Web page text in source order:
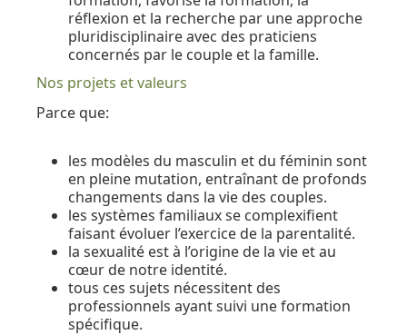
réflexion et la recherche par une approche
pluridisciplinaire avec des praticiens
concernés par le couple et la famille.
Nos projets et valeurs
Parce que:
les modèles du masculin et du féminin sont
en pleine mutation, entraînant de profonds
changements dans la vie des couples.
les systèmes familiaux se complexifient
faisant évoluer l’exercice de la parentalité.
la sexualité est à l’origine de la vie et au
cœur de notre identité.
tous ces sujets nécessitent des
professionnels ayant suivi une formation
spécifique.